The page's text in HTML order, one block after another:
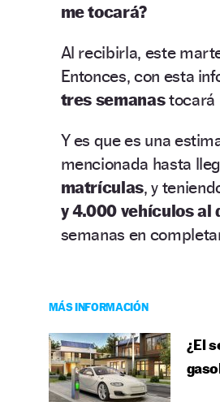
me tocará?
Al recibirla, este
Entonces, con esta
tres semanastocará
Y es que es una
mencionada hasta
matrículas, y
y 4.000 vehículos al
semanas en
MÁS INFORMACIÓN
¿El